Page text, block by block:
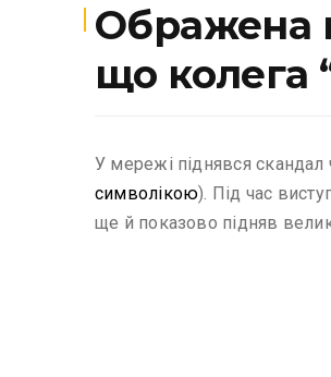
Ображена
що колега
У мережі піднявся скандал
символікою). Під час
ще й показово підняв